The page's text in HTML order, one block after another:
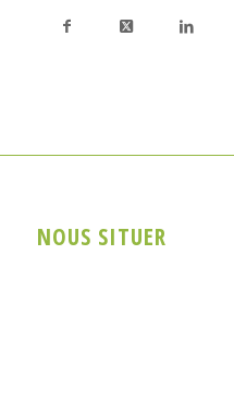
NOUS SITUER